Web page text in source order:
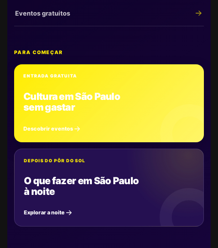
Eventos gratuitos
PARA COMEÇAR
ENTRADA GRATUITA
Cultura em São Paulo
sem gastar
Descobrir eventos
DEPOIS DO PÔR DO SOL
O que fazer em São Paulo
à noite
Explorar a noite